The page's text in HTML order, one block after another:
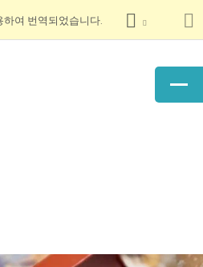
여 번역되었습니다.